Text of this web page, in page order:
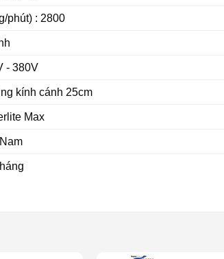
phút) : 2800
- 380V
kính cánh 25cm
Max